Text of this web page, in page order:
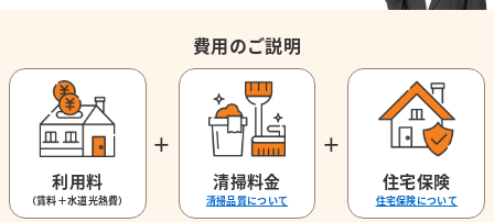
費用のご説明
利用料
（賃料＋水道光熱費）
＋
清掃料金
清掃品質について
＋
住宅保険
住宅保険について